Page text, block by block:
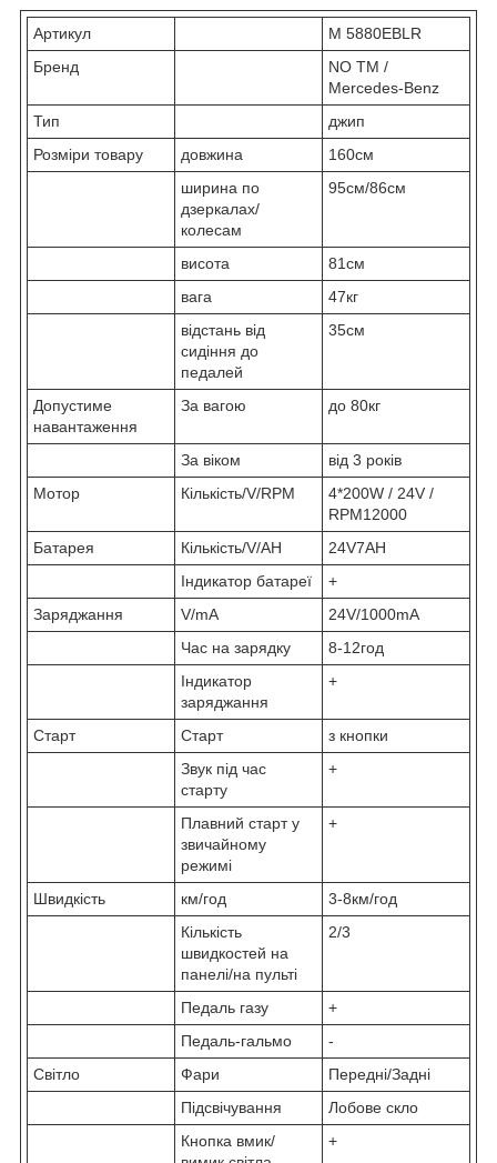
Артикул
M 5880EBLR
Бренд
NO TM /
Mercedes-Benz
Тип
джип
Розміри товару
довжина
160см
ширина по
дзеркалах/
колесам
95см/86см
висота
81см
вага
47кг
відстань від
сидіння до
педалей
35см
Допустиме
навантаження
За вагою до 80кг
За віком
від 3 років
Мотор
Кількість/V/RPM
4*200W / 24V /
RPM12000
Батарея
Кількість/V/AH
24V7AH
Індикатор батареї
+
Заряджання
V/mA
24V/1000mA
Час на зарядку
8-12год
Індикатор
заряджання
+
Старт Старт
з кнопки
Звук під час
старту
+
Плавний старт у
звичайному
режимі
+
Швидкість км/год
3-8км/год
Кількість
швидкостей на
панелі/на пульті
2/3
Педаль газу
+
Педаль-гальмо
-
Світло
Фари
Передні/Задні
Підсвічування
Лобове скло
Кнопка вмик/
+